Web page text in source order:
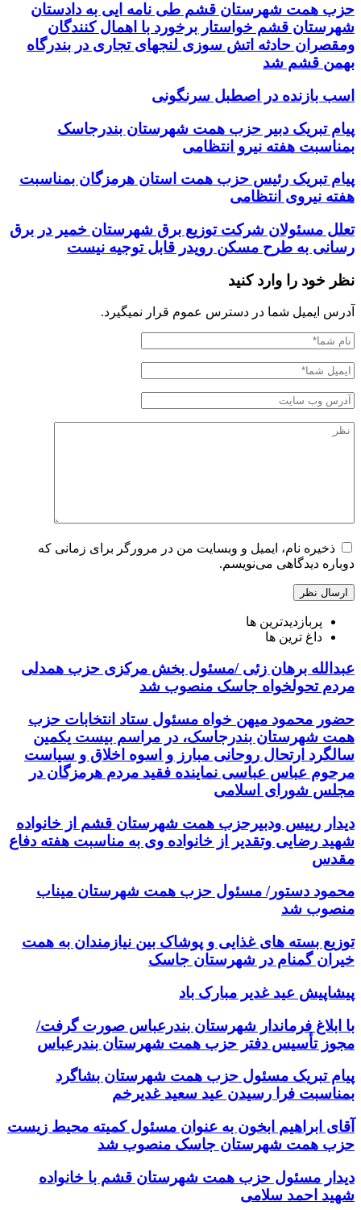
حزب همت شهرستان قشم طی نامه ایی به دادستان
شهرستان قشم خواستار برخورد با اهمال کنندگان
ومقصران حادثه اتش سوزی لنجهای تجاری در بندرگاه
بهمن قشم شد
اسب بازنده در اصطبل سرنگونی
پیام تبریک دبیر حزب همت شهرستان بندرجاسک
بمناسبت هفته نیرو انتظامی
پیام تبریک رئیس حزب همت استان هرمزگان بمناسبت
هفته نیروی انتظامی
تعلل مسئولان شرکت توزیع برق شهرستان خمیر در برق
رسانی به طرح مسکن رویدر قابل توجیه نیست
نظر خود را وارد کنید
آدرس ایمیل شما در دسترس عموم قرار نمیگیرد.
ذخیره نام، ایمیل و وبسایت من در مرورگر برای زمانی که
دوباره دیدگاهی می‌نویسم.
پربازدیدترین ها
داغ ترین ها
عبدالله برهان زئی /مسئول بخش مرکزی حزب همدلی
مردم تحولخواه جاسک منصوب شد
حضور محمود میهن خواه مسئول ستاد انتخابات حزب
همت شهرستان بندرجاسک، در مراسم بیست یکمین
سالگرد ارتحال روحانی مبارز و اسوه اخلاق و سیاست
مرحوم عباس عباسی نماینده فقید مردم هرمزگان در
مجلس شورای اسلامی
دیدار رییس ودبیرحزب همت شهرستان قشم از خانواده
شهید رضایی وتقدیر از خانواده وی به مناسبت هفته دفاع
مقدس
محمود دستور/ مسئول حزب همت شهرستان میناب
منصوب شد
توزیع بسته های غذایی و پوشاک بین نیازمندان به همت
خیران گمنام در شهرستان جاسک
پیشاپیش عید غدیر مبارک باد
با ابلاغ فرماندار شهرستان بندرعباس صورت گرفت/
مجوز تأسیس دفتر حزب همت شهرستان بندرعباس
پیام تبریک مسئول حزب همت شهرستان بشاگرد
بمناسبت فرا رسیدن عید سعید غدیرخم
آقای ابراهیم ابخون به عنوان مسئول کمیته محیط زیست
حزب همت شهرستان جاسک منصوب شد
دیدار مسئول حزب همت شهرستان قشم با خانواده
شهید احمد سلامی